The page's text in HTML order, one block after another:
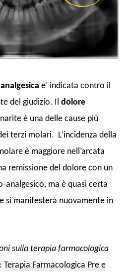
e’ indicata contro il
del giudizio. Il dolore
è una delle cause più
terzi molari. L’incidenza della
è maggiore nell’arcata
remissione del dolore con un
ma è quasi certa
si manifesterà nuovamente in
sulla terapia farmacologica
: Terapia Farmacologica Pre e